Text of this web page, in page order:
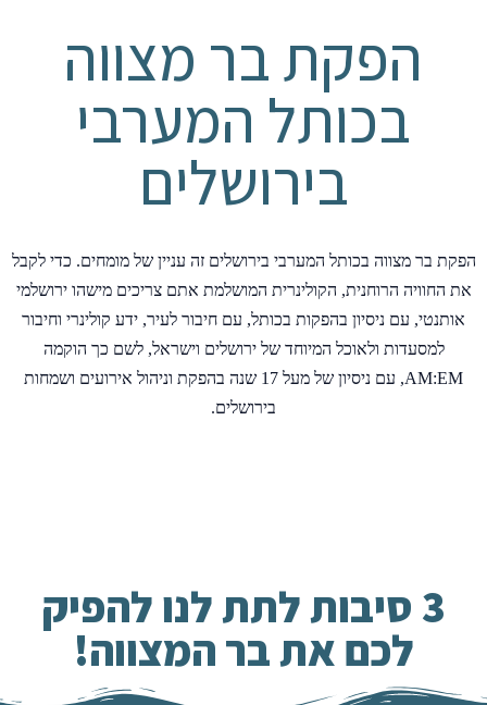
הפקת בר מצווה
בכותל המערבי
בירושלים
הפקת בר מצווה בכותל המערבי בירושלים זה עניין של מומחים. כדי לקבל
את החוויה הרוחנית, הקולינרית המושלמת אתם צריכים מישהו ירושלמי
אותנטי, עם ניסיון בהפקות בכותל, עם חיבור לעיר, ידע קולינרי וחיבור
למסעדות ולאוכל המיוחד של ירושלים וישראל, לשם כך הוקמה
AM:EM, עם ניסיון של מעל 17 שנה בהפקת וניהול אירועים ושמחות
בירושלים.
3 סיבות לתת לנו להפיק
לכם את בר המצווה!